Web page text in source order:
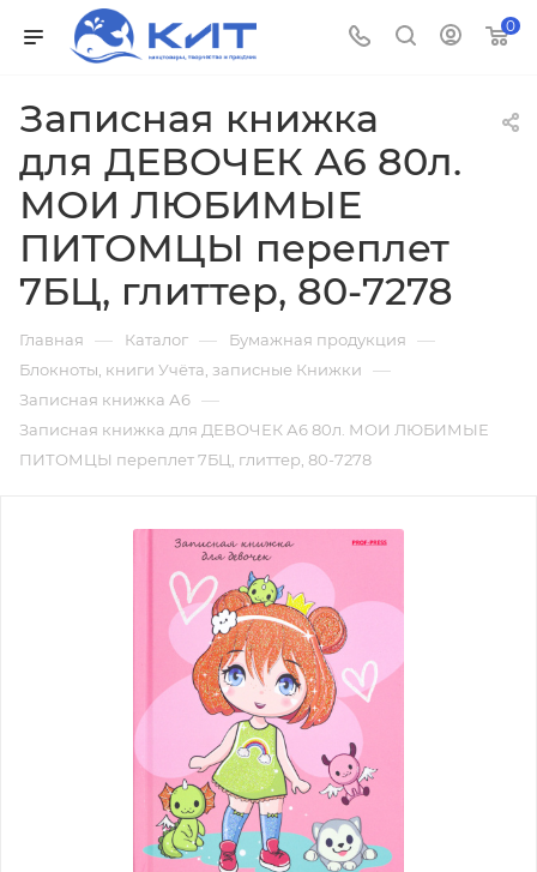
0
Записная книжка
для ДЕВОЧЕК А6 80л.
МОИ ЛЮБИМЫЕ
ПИТОМЦЫ переплет
7БЦ, глиттер, 80-7278
Главная — Каталог — Бумажная продукция —
Блокноты, книги Учёта, записные Книжки —
Записная книжка А6 —
Записная книжка для ДЕВОЧЕК А6 80л. МОИ ЛЮБИМЫЕ
ПИТОМЦЫ переплет 7БЦ, глиттер, 80-7278